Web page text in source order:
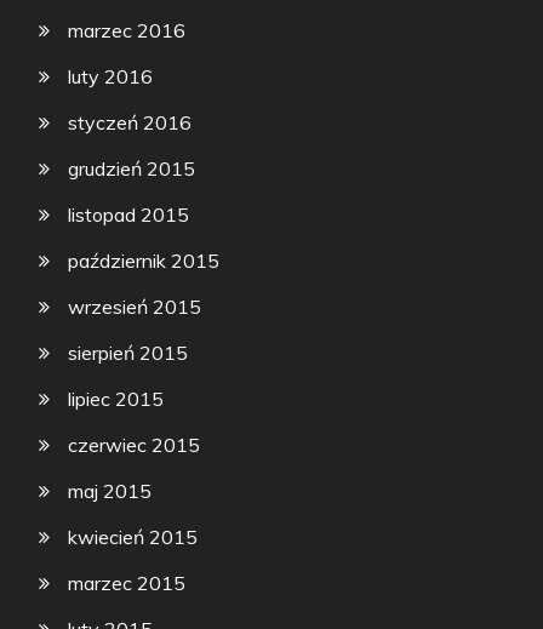
marzec 2016
luty 2016
styczeń 2016
grudzień 2015
listopad 2015
październik 2015
wrzesień 2015
sierpień 2015
lipiec 2015
czerwiec 2015
maj 2015
kwiecień 2015
marzec 2015